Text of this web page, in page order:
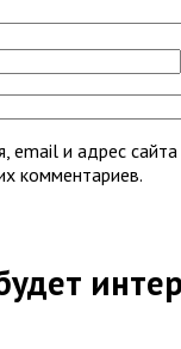
email и адрес
комментариев.